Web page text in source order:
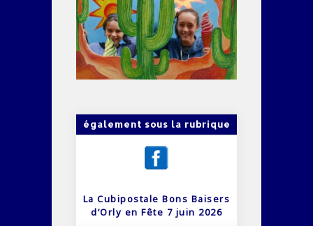
également sous la rubrique
La Cubipostale Bons Baisers
d’Orly en Fête 7 juin 2026